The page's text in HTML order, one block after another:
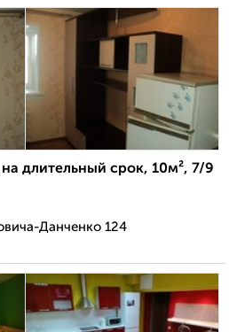
длительный срок, 10м², 7/9
Данченко 124